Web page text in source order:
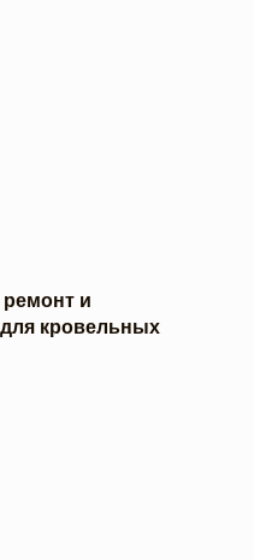
и
кровельных